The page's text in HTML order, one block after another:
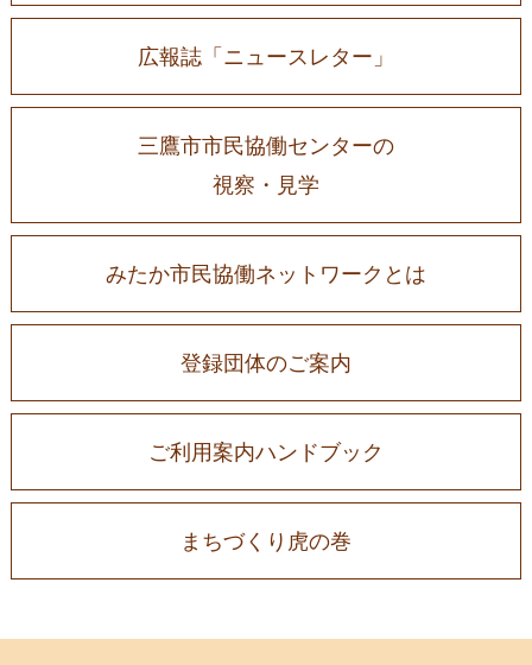
広報誌「ニュースレター」
三鷹市市民協働センターの
視察・見学
みたか市民協働ネットワークとは
登録団体のご案内
ご利用案内ハンドブック
まちづくり虎の巻